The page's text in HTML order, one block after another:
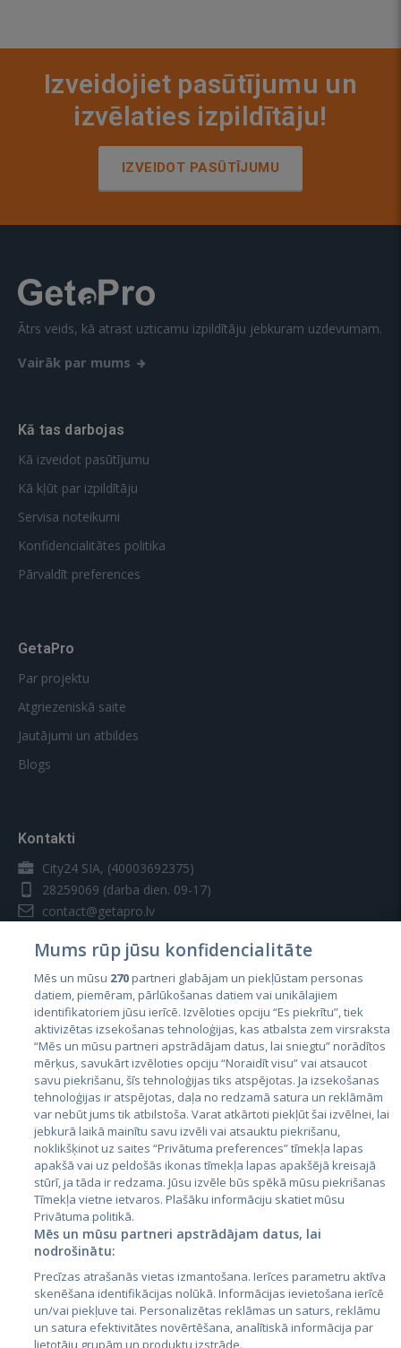
Izveidojiet pasūtījumu un
izvēlaties izpildītāju!
IZVEIDOT PASŪTĪJUMU
Ātrs veids, kā atrast uzticamu izpildītāju jebkuram uzdevumam.
Vairāk par mums
Kā tas darbojas
Kā izveidot pasūtījumu
Kā kļūt par izpildītāju
Servisa noteikumi
Konfidencialitātes politika
Pārvaldīt preferences
GetaPro
Par projektu
Atgriezeniskā saite
Jautājumi un atbildes
Blogs
Kontakti
City24 SIA, (40003692375)
28259069 (darba dien. 09-17)
contact@getapro.lv
Valstis
Igaunija
Latvija
Lietuva
City24.lv
City24.ee
GetaPro.lv
GetaPro.ee
CVbankas.lt
Kainos.lt
Paslaugos.lt
auto24.ee
Mums rūp jūsu konfidencialitāte
Mēs un mūsu 270partneri glabājam un piekļūstam personas
datiem, piemēram, pārlūkošanas datiem vai unikālajiem
identifikatoriem jūsu ierīcē. Izvēloties opciju “Es piekrītu”, tiek
aktivizētas izsekošanas tehnoloģijas, kas atbalsta zem virsraksta
“Mēs un mūsu partneri apstrādājam datus, lai sniegtu” norādītos
mērķus, savukārt izvēloties opciju “Noraidīt visu” vai atsaucot
savu piekrišanu, šīs tehnoloģijas tiks atspējotas. Ja izsekošanas
tehnoloģijas ir atspējotas, daļa no redzamā satura un reklāmām
var nebūt jums tik atbilstoša. Varat atkārtoti piekļūt šai izvēlnei, lai
jebkurā laikā mainītu savu izvēli vai atsauktu piekrišanu,
noklikšķinot uz saites “Privātuma preferences” tīmekļa lapas
apakšā vai uz peldošās ikonas tīmekļa lapas apakšējā kreisajā
stūrī, ja tāda ir redzama. Jūsu izvēle būs spēkā mūsu piekrišanas
Tīmekļa vietne ietvaros. Plašāku informāciju skatiet mūsu
Privātuma politikā.
Mēs un mūsu partneri apstrādājam datus, lai
nodrošinātu:
Precīzas atrašanās vietas izmantošana. Ierīces parametru aktīva
skenēšana identifikācijas nolūkā. Informācijas ievietošana ierīcē
un/vai piekļuve tai. Personalizētas reklāmas un saturs, reklāmu
un satura efektivitātes novērtēšana, analītiskā informācija par
lietotāju grupām un produktu izstrāde.